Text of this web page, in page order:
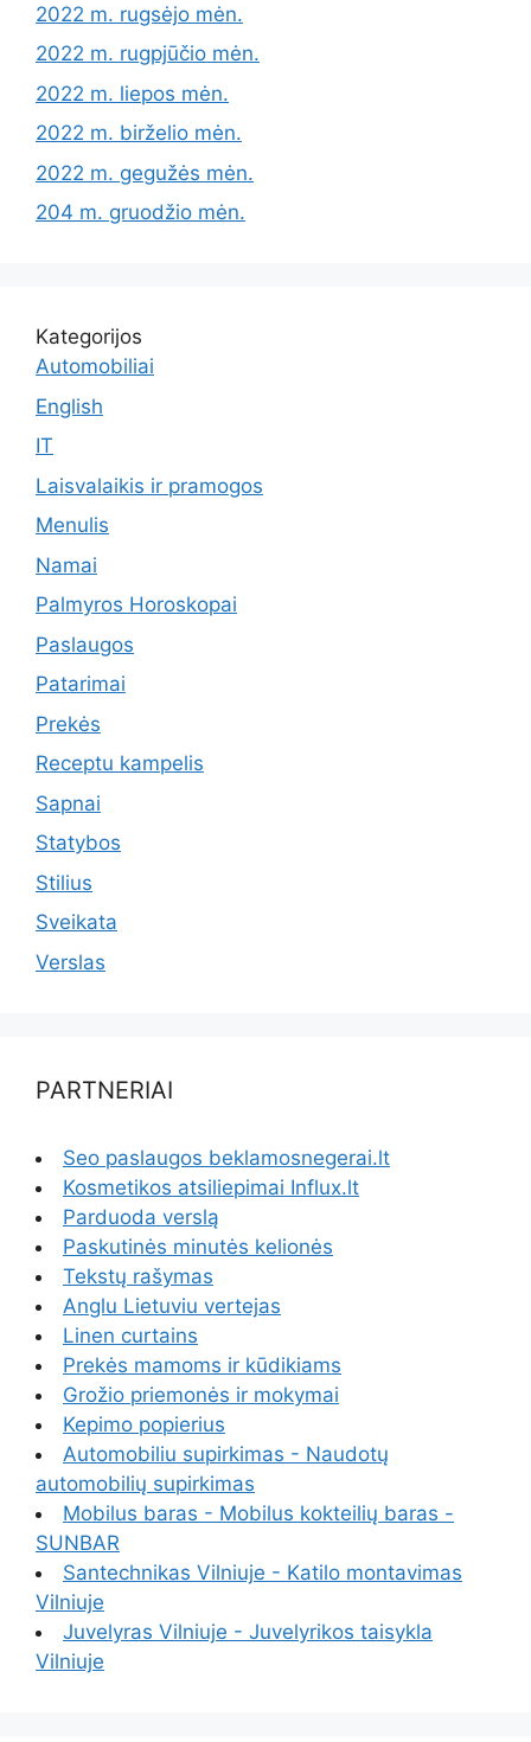
2022 m. rugsėjo mėn.
2022 m. rugpjūčio mėn.
2022 m. liepos mėn.
2022 m. birželio mėn.
2022 m. gegužės mėn.
204 m. gruodžio mėn.
Kategorijos
Automobiliai
English
IT
Laisvalaikis ir pramogos
Menulis
Namai
Palmyros Horoskopai
Paslaugos
Patarimai
Prekės
Receptu kampelis
Sapnai
Statybos
Stilius
Sveikata
Verslas
PARTNERIAI
Seo paslaugos beklamosnegerai.lt
Kosmetikos atsiliepimai Influx.lt
Parduoda verslą
Paskutinės minutės kelionės
Tekstų rašymas
Anglu Lietuviu vertejas
Linen curtains
Prekės mamoms ir kūdikiams
Grožio priemonės ir mokymai
Kepimo popierius
Automobiliu supirkimas - Naudotų
automobilių supirkimas
Mobilus baras - Mobilus kokteilių baras -
SUNBAR
Santechnikas Vilniuje - Katilo montavimas
Vilniuje
Juvelyras Vilniuje - Juvelyrikos taisykla
Vilniuje